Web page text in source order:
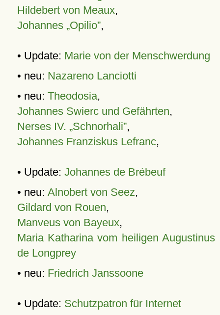
Hildebert von Meaux,
Johannes „Opilio”,
• Update: Marie von der Menschwerdung
• neu: Nazareno Lanciotti
• neu: Theodosia,
Johannes Swierc und Gefährten,
Nerses IV. „Schnorhali”,
Johannes Franziskus Lefranc,
• Update: Johannes de Brébeuf
• neu: Alnobert von Seez,
Gildard von Rouen,
Manveus von Bayeux,
Maria Katharina vom heiligen Augustinus
de Longprey
• neu: Friedrich Janssoone
• Update: Schutzpatron für Internet